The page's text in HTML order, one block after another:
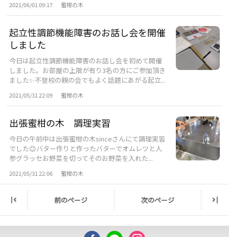
2021/06/01 09:17 蜜柑の木
起立性調節機能障害のお話し会を開催
しました
今日は起立性調節機能障害のお話し会を初めて開催
しました。お部屋の上限が有り3名の方にご参加頂き
ました✨不登校の親の会でもよく話題にあがる起立...
2021/05/31 22:09 蜜柑の木
出張蜜柑の木 調理実習
今日の午前中は出張蜜柑の木sinceさんにて調理実習
でした😊バター作りと作ったバターでオムレツと人
参グラッセお野菜を切ってそのお野菜を入れた...
2021/05/31 22:06 蜜柑の木
| 前のページ 次のページ |